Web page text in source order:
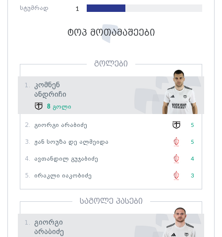
სტუმრად 1
ტოპ მოთამაშეები
გოლები
1.
Კომნენ
Ანდრიჩი
8 გოლი
2. Გიორგი Არაბიძე 5
3. Ჟან Სოუზა Დე Ალმეიდა 5
4. Ავთანდილ Გუჯაბიძე 4
5. Ირაკლი Იაკობიძე 3
საგოლე პასები
1.
Გიორგი
Არაბიძე